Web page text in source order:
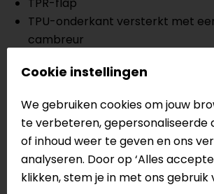
TPU-onderkant versterkt met
cambreur
Snelsluitsysteem met polymeer
Alle gespen zijn eenvoudig te
Zacht polyfoam bij enkels
Uitneembaar anatomisch
Exclusieve rubberen buitenzool
Zool en voetsteun zijn
Cookie instellingen
We gebruiken cookies om jouw
te verbeteren, gepersonaliseerde
of inhoud weer te geven en ons
analyseren. Door op ‘Alles
klikken, stem je in met ons gebruik